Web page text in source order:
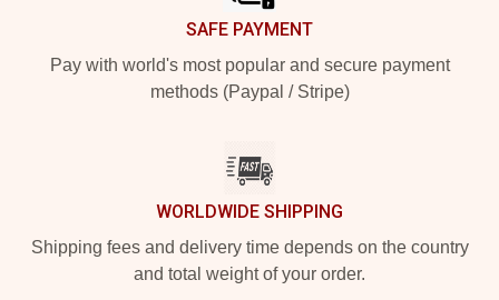
SAFE PAYMENT
Pay with world's most popular and secure payment
methods (Paypal / Stripe)
WORLDWIDE SHIPPING
Shipping fees and delivery time depends on the country
and total weight of your order.